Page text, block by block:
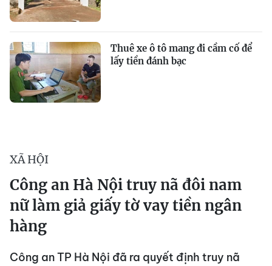
Thuê xe ô tô mang đi cầm cố để
lấy tiền đánh bạc
XÃ HỘI
Công an Hà Nội truy nã đôi nam
nữ làm giả giấy tờ vay tiền ngân
hàng
Công an TP Hà Nội đã ra quyết định truy nã